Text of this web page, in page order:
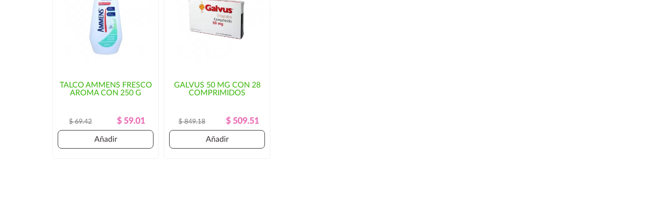
TALCO AMMENS FRESCO
AROMA CON 250 G
Precio
Regular
$ 69.42 Precio$ 59.01
Añadir
GALVUS 50 MG CON 28
COMPRIMIDOS
Precio
Regular
$ 849.18 Precio
$ 509.51
Añadir